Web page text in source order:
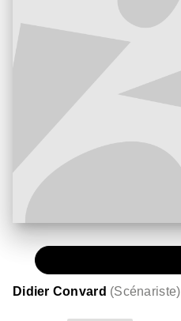
Didier Convard (Scénariste)